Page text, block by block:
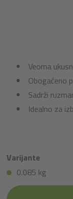
Veoma
Obogaćeno
Sadrži
Idealno za
Varijante
0.085 kg